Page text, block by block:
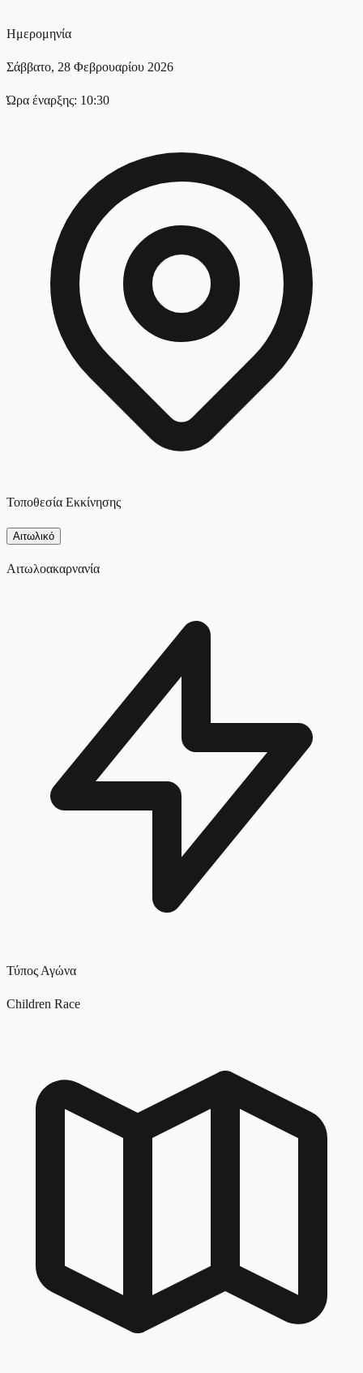
Ημερομηνία
Σάββατο, 28 Φεβρουαρίου 2026
Ώρα έναρξης: 10:30
Τοποθεσία Εκκίνησης
Αιτωλικό
Αιτωλοακαρνανία
Τύπος Αγώνα
Children Race